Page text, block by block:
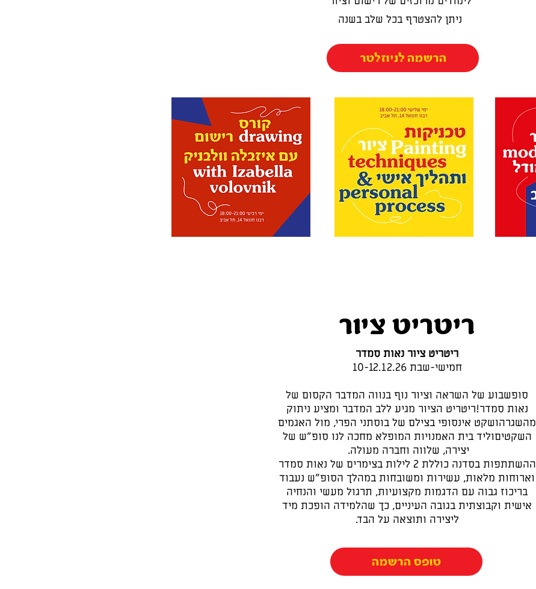
ניתן להצטרף בכל שלב בשנה
הרשמה לניוזלטר
ריטריט ציור
ריטריט ציור נאות סמדר
חמישי-שבת 10-12.12.26
סופשבוע של השראה וציור נוף בנווה המדבר הקסום של
נאות סמדר!ריטריט הציור מגיע ללב המדבר ומציע ניתוק
מהשגרהושקט אינסופי בצילם של בוסתני הפרי, מול האגמים
השקטיםוליד בית האמנויות המופלא מחכה לנו סופ"ש של
יצירה, שלווה וחברה מעולה.
ההשתתפות בסדנה כוללת 2 לילות בצימרים של נאות סמדר
וארוחות מלאות, עשירות ומשובחות במהלך הסופ"ש נעבוד
בריכוז גבוה עם הדגמות מקצועיות, תרגול מעשי והנחיה
אישית וקבוצתית בגובה העיניים, כך שהלמידה הופכת מיד
ליצירה ותוצאה על הבד.
טופס הרשמה